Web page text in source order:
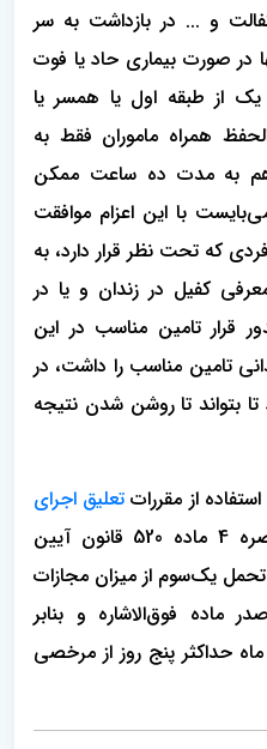
و ... در بازداشت به سر
در صورت بیماری حاد یا فوت
از طبقه اول یا همسر یا
همراه ماموران فقط به
به مدت ده ساعت ممکن
با این اعزام موافقت
که تحت نظر قرار دارد، به
کفیل در زندان و یا در
قرار تامین مناسب در این
تامین مناسب را داشت، در
بتواند تا روشن شدن نتیجه
تعلیق اجرای
را ندارد، به دلالت تبصره 4 ماده 520 قانون آیین
یک‌سوم از میزان مجازات
ماده فوق‌الاشاره و بنابر
حداکثر پنج روز از مرخصی